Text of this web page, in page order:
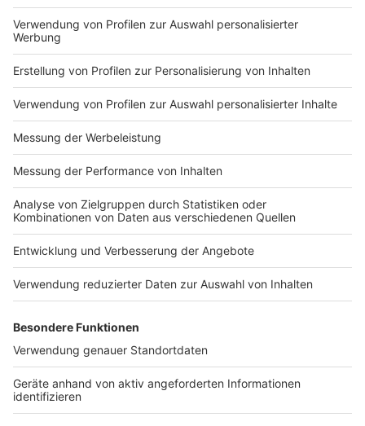
Das ist der Kitchen Club by Nelson Müller
Anzeige
Bei euch läuft das Radio in der Küche, bei uns die
Küche im Radio. Starkoch Nelson Müller lädt uns
exklusiv in seinen Kitchen Club ein. Ab sofort versorgt
er uns täglich mit raffinierten Rezepten zum
Nachkochen oder Nachkochen lassen. Nelson nimmt
uns mit in seine Küche und weiht uns in die
Geheimnisse eines bekannten Profikochs ein. Der
Gourmets und Gourmüsen. Für alle von euch, die
wissen, dass Kardamom ein Gewürz ist und kein
Ersatzteil fürs Auto. Das ist "Foodtainment" der
Extraklasse. Feinste Küche, die man überall genießen
oder wie Nelson es sagt: "Macht nix, wenn's
schmeckt!"
Nelson Müller live erleben? Hier gibt esInfos zu den